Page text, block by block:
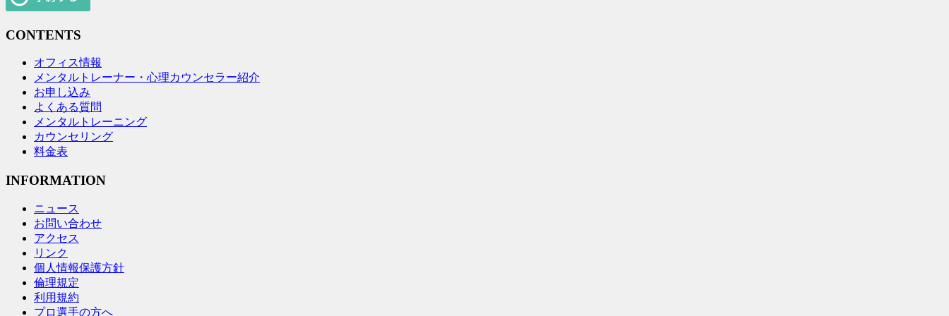
CONTENTS
オフィス情報
メンタルトレーナー・心理カウンセラー紹介
お申し込み
よくある質問
メンタルトレーニング
カウンセリング
料金表
INFORMATION
ニュース
お問い合わせ
アクセス
リンク
個人情報保護方針
倫理規定
利用規約
プロ選手の方へ